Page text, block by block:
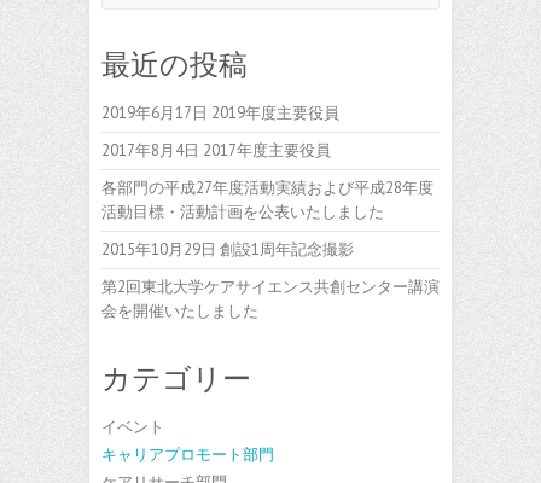
最近の投稿
2019年6月17日 2019年度主要役員
2017年8月4日 2017年度主要役員
各部門の平成27年度活動実績および平成28年度
活動目標・活動計画を公表いたしました
2015年10月29日 創設1周年記念撮影
第2回東北大学ケアサイエンス共創センター講演
会を開催いたしました
カテゴリー
イベント
キャリアプロモート部門